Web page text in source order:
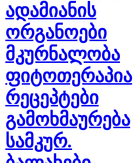
ადამიანის
ორგანოები
მკურნალობა
ფიტოთერაპია
რეცეპტები
გამოხმაურება
სამკურ.